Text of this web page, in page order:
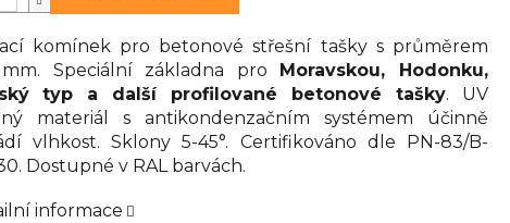
komínek pro betonové střešní tašky s průměrem
Speciální základna pro Moravskou, Hodonku,
typ a další profilované betonové tašky. UV
materiál s antikondenzačním systémem účinně
vlhkost. Sklony 5-45°. Certifikováno dle PN-83/B-
Dostupné v RAL barvách.
informace